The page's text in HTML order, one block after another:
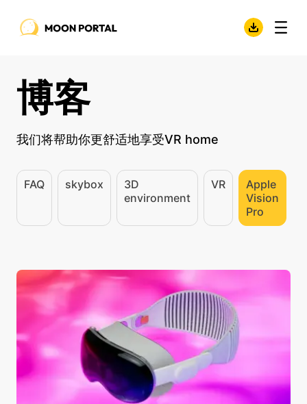
博客
我们将帮助你更舒适地享受VR home
FAQ skybox
3D
environment
VR
Apple
Vision
Pro